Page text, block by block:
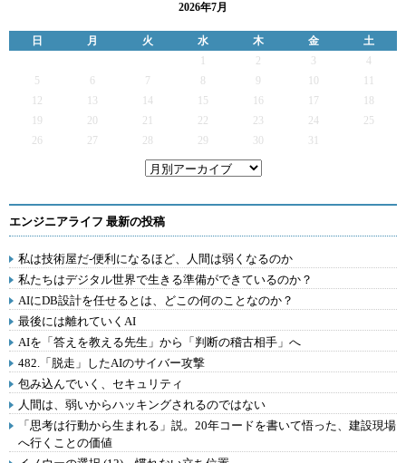
2026年7月
日 月 火 水 木 金
土
2 3
4
5
6 7 9
12
13 14 15 16 17
19
20 21 22 23 24
25
26
27 28 29 30 31
エンジニアライフ 最新の投稿
私は技術屋だ-便利になるほど、人間は弱くなるのか
私たちはデジタル世界で生きる準備ができているのか？
AIにDB設計を任せるとは、どこの何のことなのか？
最後には離れていくAI
AIを「答えを教える先生」から「判断の稽古相手」へ
482.「脱走」したAIのサイバー攻撃
包み込んでいく、セキュリティ
人間は、弱いからハッキングされるのではない
「思考は行動から生まれる」説。20年コードを書いて悟った、建設現場
へ行くことの価値